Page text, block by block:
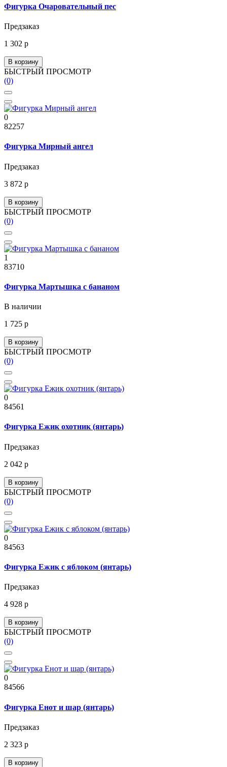
Фигурка Очаровательный пес
Предзаказ
1 302 р
В корзину
БЫСТРЫЙ ПРОСМОТР
(0)
0
82257
Фигурка Мирный ангел
Предзаказ
3 872 р
В корзину
БЫСТРЫЙ ПРОСМОТР
(0)
1
83710
Фигурка Мартышка с бананом
В наличии
1 725 р
В корзину
БЫСТРЫЙ ПРОСМОТР
(0)
0
84561
Фигурка Ежик охотник (янтарь)
Предзаказ
2 042 р
В корзину
БЫСТРЫЙ ПРОСМОТР
(0)
0
84563
Фигурка Ежик с яблоком (янтарь)
Предзаказ
4 928 р
В корзину
БЫСТРЫЙ ПРОСМОТР
(0)
0
84566
Фигурка Енот и шар (янтарь)
Предзаказ
2 323 р
В корзину